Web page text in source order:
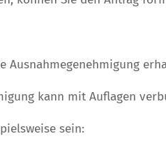
Ausnahmegenehmigung
kann mit Auflagen
sein: